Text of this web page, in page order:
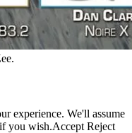
experience. We'll assume
you wish.Accept Reject